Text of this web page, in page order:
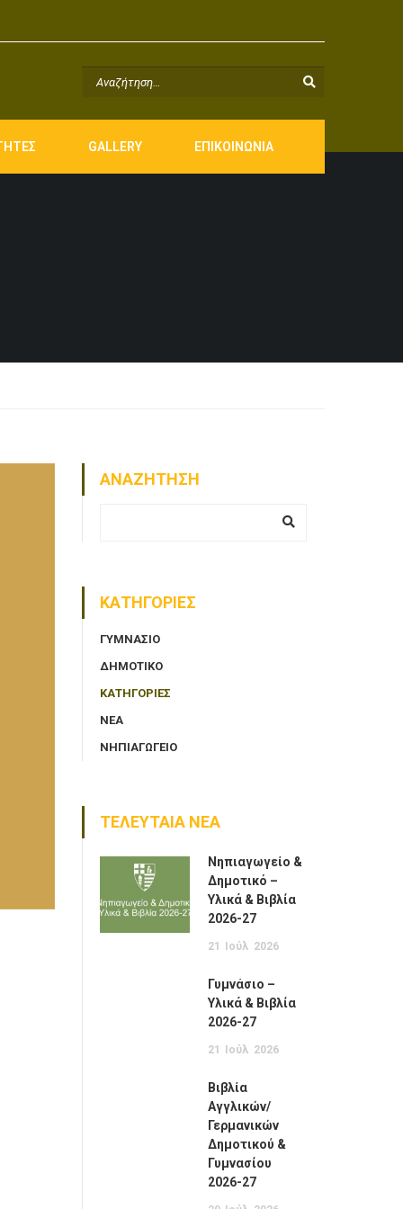
GALLERY ΕΠΙΚΟΙΝΩΝΙΑ
ΑΝΑΖΗΤΗΣΗ
ΚΑΤΗΓΟΡΙΕΣ
ΓΥΜΝΑΣΙΟ
ΔΗΜΟΤΙΚΟ
ΚΑΤΗΓΟΡΙΕΣ
ΝΈΑ
ΝΗΠΙΑΓΩΓΕΙΟ
ΤΕΛΕΥΤΑΙΑ ΝΕΑ
Νηπιαγωγείο &
Δημοτικό –
Υλικά & Βιβλία
2026-27
21 Ιούλ 2026
Γυμνάσιο –
Υλικά & Βιβλία
2026-27
21 Ιούλ 2026
Βιβλία
Αγγλικών/
Γερμανικών
Δημοτικού &
Γυμνασίου
2026-27